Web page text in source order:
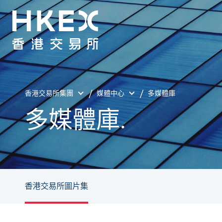
香港交易所集團 媒體中心 多媒體庫
多媒體庫.
香港交易所圖片集